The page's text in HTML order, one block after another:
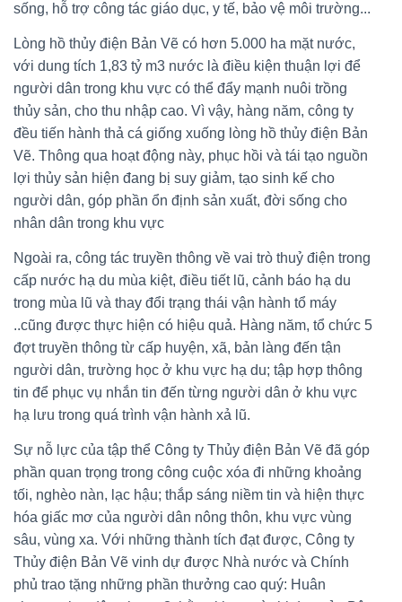
sống, hỗ trợ công tác giáo dục, y tế, bảo vệ môi trường...
Lòng hồ thủy điện Bản Vẽ có hơn 5.000 ha mặt nước,
với dung tích 1,83 tỷ m3 nước là điều kiện thuận lợi để
người dân trong khu vực có thể đẩy mạnh nuôi trồng
thủy sản, cho thu nhập cao. Vì vậy, hàng năm, công ty
đều tiến hành thả cá giống xuống lòng hồ thủy điện Bản
Vẽ. Thông qua hoạt động này, phục hồi và tái tạo nguồn
lợi thủy sản hiện đang bị suy giảm, tạo sinh kế cho
người dân, góp phần ổn định sản xuất, đời sống cho
nhân dân trong khu vực
Ngoài ra, công tác truyền thông về vai trò thuỷ điện trong
cấp nước hạ du mùa kiệt, điều tiết lũ, cảnh báo hạ du
trong mùa lũ và thay đổi trạng thái vận hành tổ máy
..cũng được thực hiện có hiệu quả. Hàng năm, tổ chức 5
đợt truyền thông từ cấp huyện, xã, bản làng đến tận
người dân, trường học ở khu vực hạ du; tập hợp thông
tin để phục vụ nhắn tin đến từng người dân ở khu vực
hạ lưu trong quá trình vận hành xả lũ.
Sự nỗ lực của tập thể Công ty Thủy điện Bản Vẽ đã góp
phần quan trọng trong công cuộc xóa đi những khoảng
tối, nghèo nàn, lạc hậu; thắp sáng niềm tin và hiện thực
hóa giấc mơ của người dân nông thôn, khu vực vùng
sâu, vùng xa. Với những thành tích đạt được, Công ty
Thủy điện Bản Vẽ vinh dự được Nhà nước và Chính
phủ trao tặng những phần thưởng cao quý: Huân